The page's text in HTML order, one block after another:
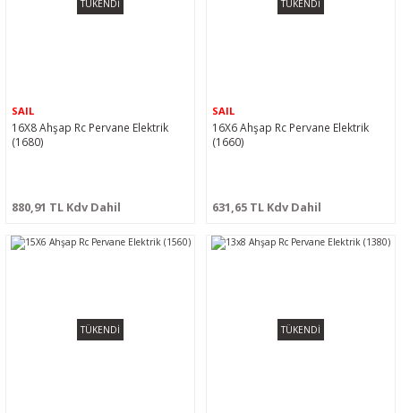
TÜKENDİ
SAIL
16X8 Ahşap Rc Pervane Elektrik
(1680)
880,91 TL Kdv Dahil
TÜKENDİ
SAIL
16X6 Ahşap Rc Pervane Elektrik
(1660)
631,65 TL Kdv Dahil
TÜKENDİ TÜKENDİ